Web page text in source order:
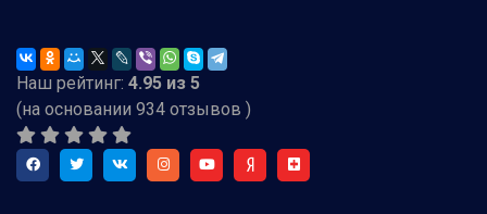
Наш рейтинг: 4.95 из 5
(на основании 934 отзывов )